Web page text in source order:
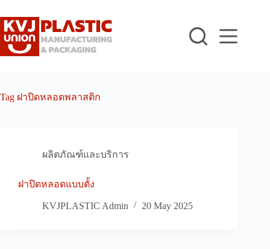
to
content
Tag ฝาปิดหลอดพลาสติก
ผลิตภัณฑ์และบริการ
ฝาปิดหลอดแบบตั้ง
KVJPLASTIC Admin 20 May 2025